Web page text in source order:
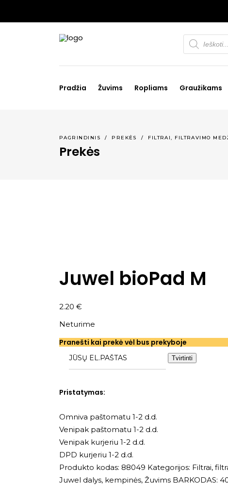
Products
search
Pradžia Žuvims Ropliams Graužikams
PAGRINDINIS / PREKĖS / FILTRAI, FILTRAVIMO
Prekės
Juwel bioPad M
2.20 €
Neturime
Pranešti kai prekė vėl bus prekyboje
Tvirtinti
Pristatymas:
Omniva paštomatu 1-2 d.d.
Venipak paštomatu 1-2 d.d.
Venipak kurjeriu 1-2 d.d.
DPD kurjeriu 1-2 d.d.
Produkto kodas: 88049 Kategorijos: Filtrai,
Juwel dalys, kempinės, Žuvims BARKODAS: